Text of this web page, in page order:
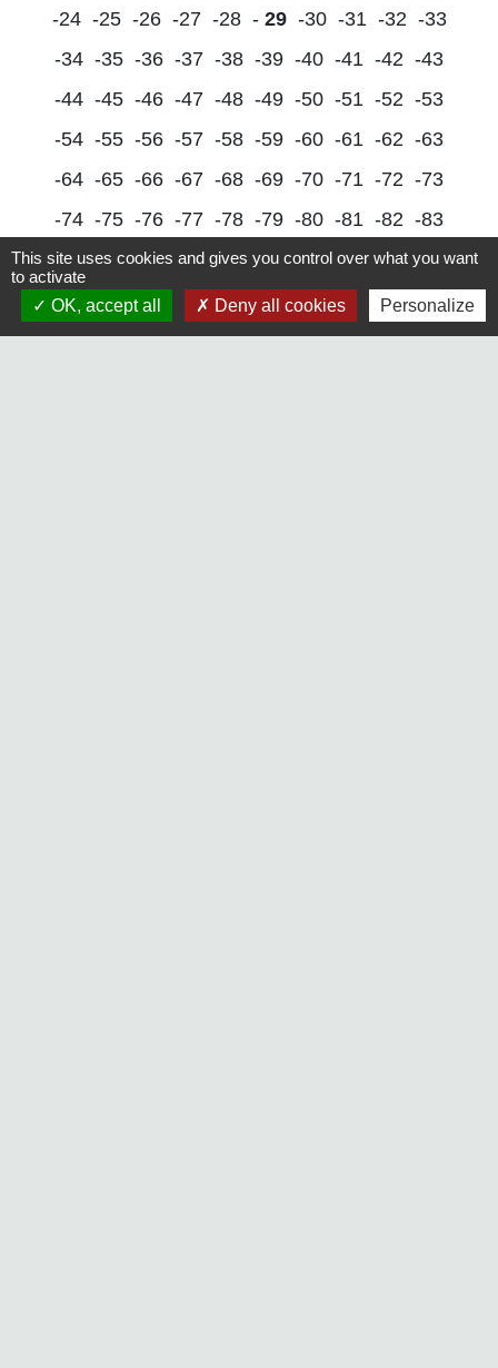
-24 -25 -26 -27 -28 - 29 -30 -31 -32 -33
-34 -35 -36 -37 -38 -39 -40 -41 -42 -43
-44 -45 -46 -47 -48 -49 -50 -51 -52 -53
-54 -55 -56 -57 -58 -59 -60 -61 -62 -63
-64 -65 -66 -67 -68 -69 -70 -71 -72 -73
-74 -75 -76 -77 -78 -79 -80 -81 -82 -83
-84 -85 -86 -87 -88 -89 -90 -91 -92 -93
-94
-95 -96 -97 -98 -99 -100 -101 -102
-103 -104 -105 -106 -107 -108 -109 -110
This site uses cookies and gives you control over what you want
to activate
OK, accept all
Deny all cookies Personalize